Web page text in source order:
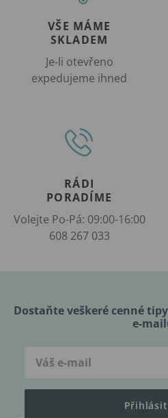
VŠE MÁME
SKLADEM
Je-li otevřeno
expedujeme ihned
RÁDI
PORADÍME
Volejte Po-Pá: 09:00-16:00
608 267 033
Dostaňte veškeré cenné
e-